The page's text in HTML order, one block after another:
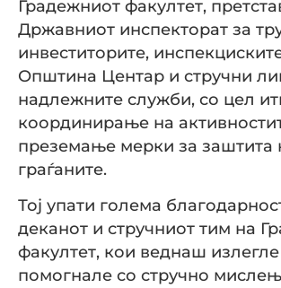
Градежниот факултет,
Државниот инспекторат за
инвеститорите,
Општина Центар и стручни
надлежните служби, со цел
координирање на
преземање мерки за заштита
граѓаните.
Тој упати голема
деканот и стручниот тим на
факултет, кои веднаш
помогнале со стручно